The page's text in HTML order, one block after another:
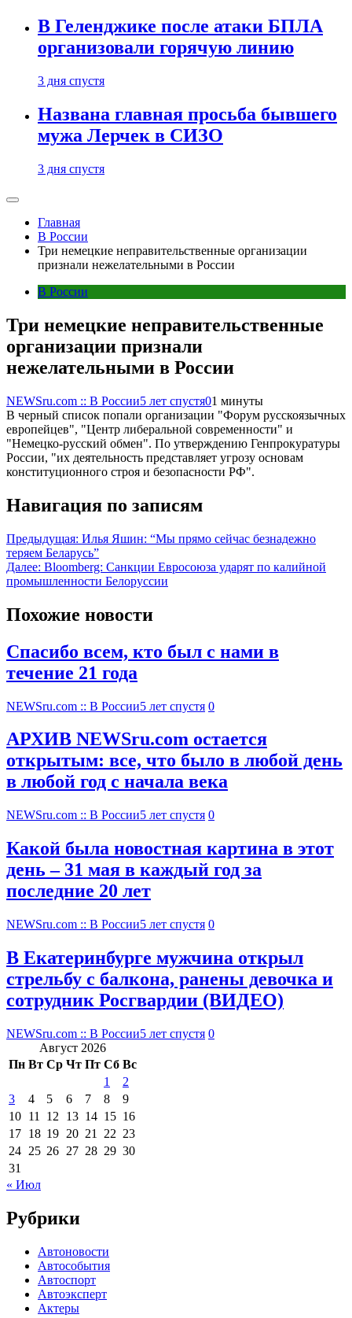
В Геленджике после атаки БПЛА
организовали горячую линию
3 дня спустя
Названа главная просьба бывшего
мужа Лерчек в СИЗО
3 дня спустя
Главная
В России
Три немецкие неправительственные организации
признали нежелательными в России
В России
Три немецкие неправительственные
организации признали
нежелательными в России
NEWSru.com :: В России5 лет спустя01 минуты
В черный список попали организации "Форум русскоязычных
европейцев", "Центр либеральной современности" и
"Немецко-русский обмен". По утверждению Генпрокуратуры
России, "их деятельность представляет угрозу основам
конституционного строя и безопасности РФ".
Навигация по записям
Предыдущая: Илья Яшин: “Мы прямо сейчас безнадежно
теряем Беларусь”
Далее: Bloomberg: Санкции Евросоюза ударят по калийной
промышленности Белоруссии
Похожие новости
Спасибо всем, кто был с нами в
течение 21 года
NEWSru.com :: В России5 лет спустя 0
АРХИВ NEWSru.com остается
открытым: все, что было в любой день
в любой год с начала века
NEWSru.com :: В России5 лет спустя 0
Какой была новостная картина в этот
день – 31 мая в каждый год за
последние 20 лет
NEWSru.com :: В России5 лет спустя 0
В Екатеринбурге мужчина открыл
стрельбу с балкона, ранены девочка и
сотрудник Росгвардии (ВИДЕО)
NEWSru.com :: В России5 лет спустя 0
Август 2026
Пн Вт Ср Чт Пт Сб Вс
1
2
3
4 5 6 7 8
9
10 11 12 13 14 15 16
17 18 19 20 21 22 23
24 25 26 27 28 29 30
31
« Июл
Рубрики
Автоновости
Автособытия
Автоспорт
Автоэксперт
Актеры